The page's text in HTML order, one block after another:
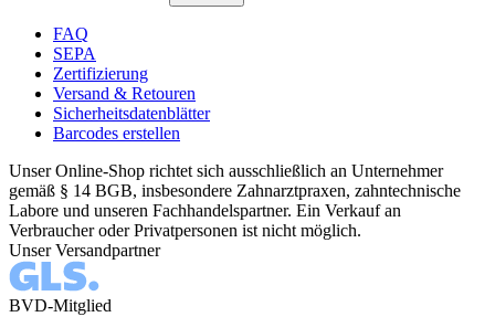
FAQ
SEPA
Zertifizierung
Versand & Retouren
Sicherheitsdatenblätter
Barcodes erstellen
Unser Online-Shop richtet sich ausschließlich an Unternehmer
gemäß § 14 BGB, insbesondere Zahnarztpraxen, zahntechnische
Labore und unseren Fachhandelspartner. Ein Verkauf an
Verbraucher oder Privatpersonen ist nicht möglich.
Unser Versandpartner
BVD-Mitglied